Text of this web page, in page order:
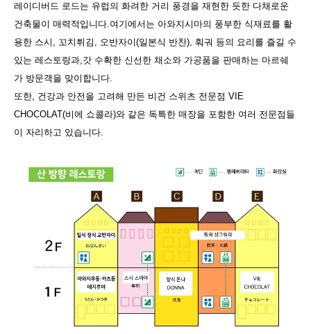
레이디버드 로드는 유럽의 화려한 거리 풍경을 재현한 듯한 다채로운
건축물이 매력적입니다.여기에서는 아와지시마의 풍부한 식재료를 활
용한 스시, 꼬치튀김, 오반자이(일본식 반찬), 훠궈 등의 요리를 즐길 수
있는 레스토랑과,갓 수확한 신선한 채소와 가공품을 판매하는 마르쉐
가 방문객을 맞이합니다.
또한, 건강과 안전을 고려해 만든 비건 스위츠 전문점 VIE
CHOCOLAT(비에 쇼콜라)와 같은 독특한 매장을 포함한 여러 전문점들
이 자리하고 있습니다.